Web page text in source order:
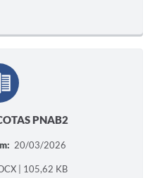
PNAB2
20/03/2026
| 105,62 KB